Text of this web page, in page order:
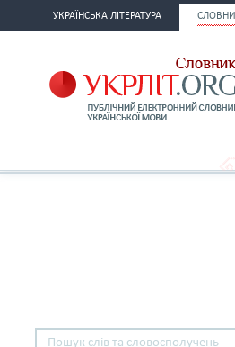
УКРАЇНСЬКА ЛІТЕРАТУРА